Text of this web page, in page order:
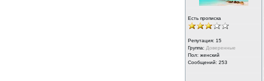
Есть прописка
Репутация: 15
Группа: Доверенные
Пол: женский
Сообщений: 253